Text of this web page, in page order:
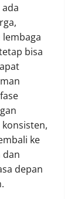
bisa
ke
dan
depan